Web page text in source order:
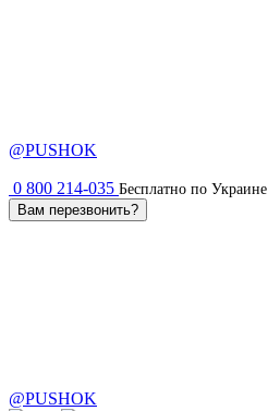
@PUSHOK
0 800 214-035 Бесплатно по Украине
Вам перезвонить?
@PUSHOK